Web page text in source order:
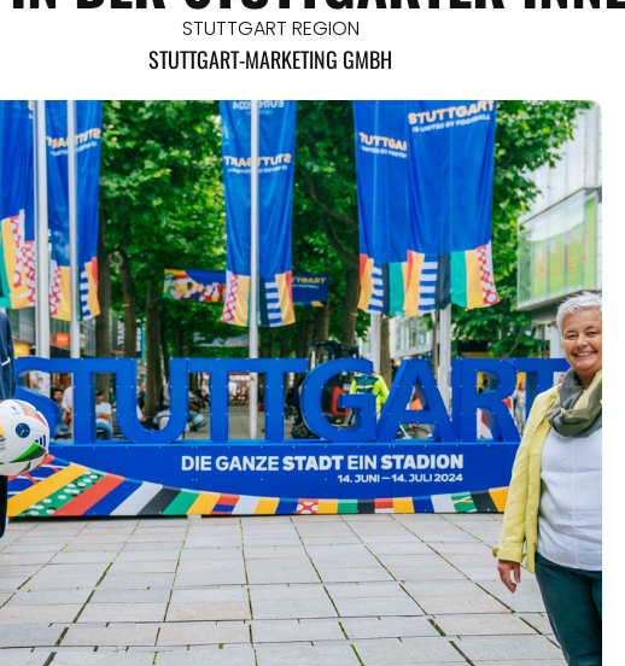
STUTTGART REGION
STUTTGART-MARKETING GMBH